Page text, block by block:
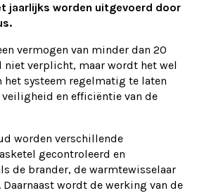
jaarlijks worden uitgevoerd door
vermogen van minder dan 20
niet verplicht, maar wordt het wel
het systeem regelmatig te laten
en efficiëntie van de
worden verschillende
gecontroleerd en
de brander, de warmtewisselaar
Daarnaast wordt de werking van de